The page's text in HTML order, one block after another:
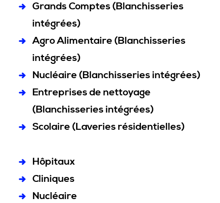
Grands Comptes (Blanchisseries
intégrées)
Agro Alimentaire (Blanchisseries
intégrées)
Nucléaire (Blanchisseries intégrées)
Entreprises de nettoyage
(Blanchisseries intégrées)
Scolaire (Laveries résidentielles)
Hôpitaux
Cliniques
Nucléaire